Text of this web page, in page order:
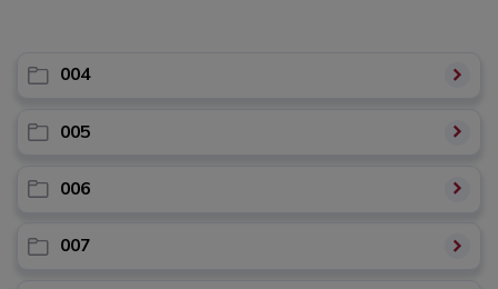
004
005
006
007